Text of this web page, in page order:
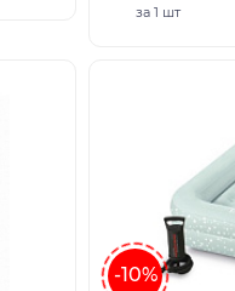
за1 шт
-10%